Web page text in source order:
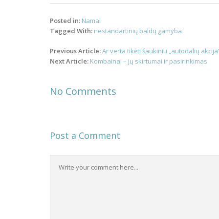
Posted in: Namai
Tagged With: nestandartinių baldų gamyba
Post
navigation
Previous Article:Ar verta tikėti šaukiniu „autodalių
Next Article: Kombainai – jų skirtumai ir pasirinkimas
No Comments
Post a Comment